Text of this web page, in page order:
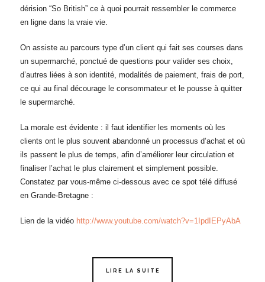
dérision “So British” ce à quoi pourrait ressembler le commerce
en ligne dans la vraie vie.
On assiste au parcours type d’un client qui fait ses courses dans
un supermarché, ponctué de questions pour valider ses choix,
d’autres liées à son identité, modalités de paiement, frais de port,
ce qui au final décourage le consommateur et le pousse à quitter
le supermarché.
La morale est évidente : il faut identifier les moments où les
clients ont le plus souvent abandonné un processus d’achat et où
ils passent le plus de temps, afin d’améliorer leur circulation et
finaliser l’achat le plus clairement et simplement possible.
Constatez par vous-même ci-dessous avec ce spot télé diffusé
en Grande-Bretagne :
Lien de la vidéo http://www.youtube.com/watch?v=1IpdIEPyAbA
LIRE LA SUITE